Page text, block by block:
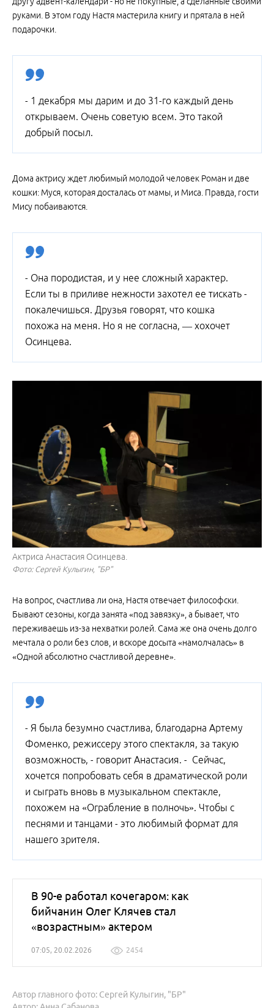
руками. В этом году Настя мастерила книгу и прятала в ней
подарочки.
- 1 декабря мы дарим и до 31-го каждый день
открываем. Очень советую всем. Это такой
добрый посыл.
Дома актрису ждет любимый молодой человек Роман и две
кошки: Муся, которая досталась от мамы, и Миса. Правда, гости
Мису побаиваются.
- Она породистая, и у нее сложный характер.
Если ты в приливе нежности захотел ее тискать -
покалечишься. Друзья говорят, что кошка
похожа на меня. Но я не согласна, — хохочет
Осинцева.
Актриса Анастасия Осинцева.
Фото: Сергей Кулыгин, "БР"
На вопрос, счастлива ли она, Настя отвечает философски.
Бывают сезоны, когда занята «под завязку», а бывает, что
переживаешь из-за нехватки ролей. Сама же она очень долго
мечтала о роли без слов, и вскоре досыта «намолчалась» в
«Одной абсолютно счастливой деревне».
- Я была безумно счастлива, благодарна Артему
Фоменко, режиссеру этого спектакля, за такую
возможность, - говорит Анастасия. - Сейчас,
хочется попробовать себя в драматической роли
и сыграть вновь в музыкальном спектакле,
похожем на «Ограбление в полночь». Чтобы с
песнями и танцами - это любимый формат для
нашего зрителя.
В 90-е работал кочегаром: как
бийчанин Олег Клячев стал
«возрастным» актером
07:05, 20.02.2026 2454
Автор главного фото: Сергей Кулыгин, "БР"